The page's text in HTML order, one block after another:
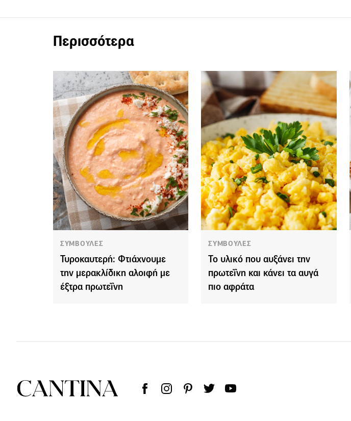
Περισσότερα
ΣΥΜΒΟΥΛΕΣ
Τυροκαυτερή: Φτιάχνουμε
την μερακλίδικη αλοιφή με
έξτρα πρωτεΐνη
ΣΥΜΒΟΥΛΕΣ
Το υλικό που αυξάνει την
πρωτεΐνη και κάνει τα αυγά
πιο αφράτα